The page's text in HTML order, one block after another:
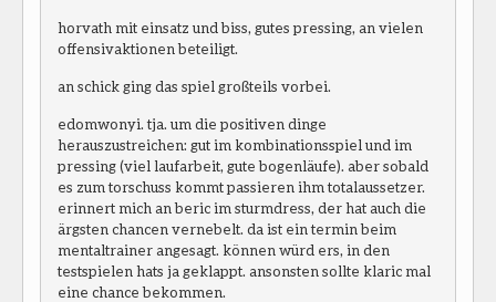
horvath mit einsatz und biss, gutes pressing, an vielen
offensivaktionen beteiligt.
an schick ging das spiel großteils vorbei.
edomwonyi. tja. um die positiven dinge
herauszustreichen: gut im kombinationsspiel und im
pressing (viel laufarbeit, gute bogenläufe). aber sobald
es zum torschuss kommt passieren ihm totalaussetzer.
erinnert mich an beric im sturmdress, der hat auch die
ärgsten chancen vernebelt. da ist ein termin beim
mentaltrainer angesagt. können würd ers, in den
testspielen hats ja geklappt. ansonsten sollte klaric mal
eine chance bekommen.